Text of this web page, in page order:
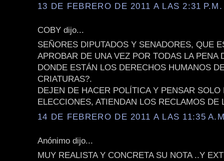
13 DE FEBRERO DE 2011 A LAS 2:31 P.M.
COBY dijo...
SEÑORES DIPUTADOS Y SENADORES, QUE
APROBAR DE UNA VEZ POR TODAS LA PENA
DONDE ESTÁN LOS DERECHOS HUMANOS
CRIATURAS?.
DEJEN DE HACER POLÍTICA Y PENSAR SOLO
ELECCIONES, ATIENDAN LOS RECLAMOS DE
14 DE FEBRERO DE 2011 A LAS 11:35
Anónimo dijo...
MUY REALISTA Y CONCRETA SU NOTA ..Y